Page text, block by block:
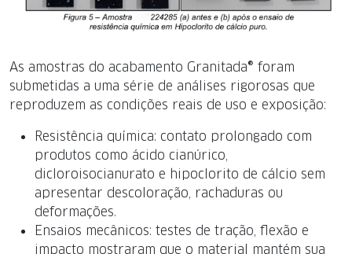
As amostras do acabamento Granitada® foram
submetidas a uma série de análises rigorosas que
reproduzem as condições reais de uso e exposição:
Resistência química: contato prolongado com
produtos como ácido cianúrico,
dicloroisocianurato e hipoclorito de cálcio sem
apresentar descoloração, rachaduras ou
deformações.
Ensaios mecânicos: testes de tração, flexão e
impacto mostraram que o material mantém sua